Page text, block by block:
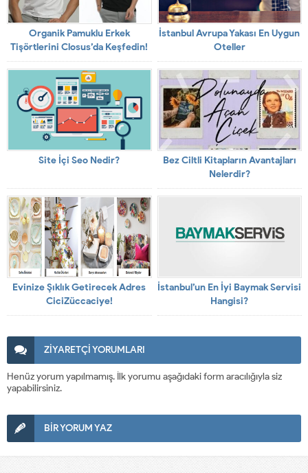
Organik Pamuklu Erkek
Tişörtlerini Closus’da Keşfedin!
İstanbul Avrupa Yakası En Uygun
Oteller
Site İçi Seo Nedir?
Bez Ciltli Kitapların Avantajları
Nelerdir?
Evinize Şıklık Getirecek Adres
CiciZüccaciye!
İstanbul’un En İyi Baymak Servisi
Hangisi?
ZİYARETÇİ YORUMLARI
Henüz yorum yapılmamış. İlk yorumu aşağıdaki form aracılığıyla siz
yapabilirsiniz.
BİR YORUM YAZ